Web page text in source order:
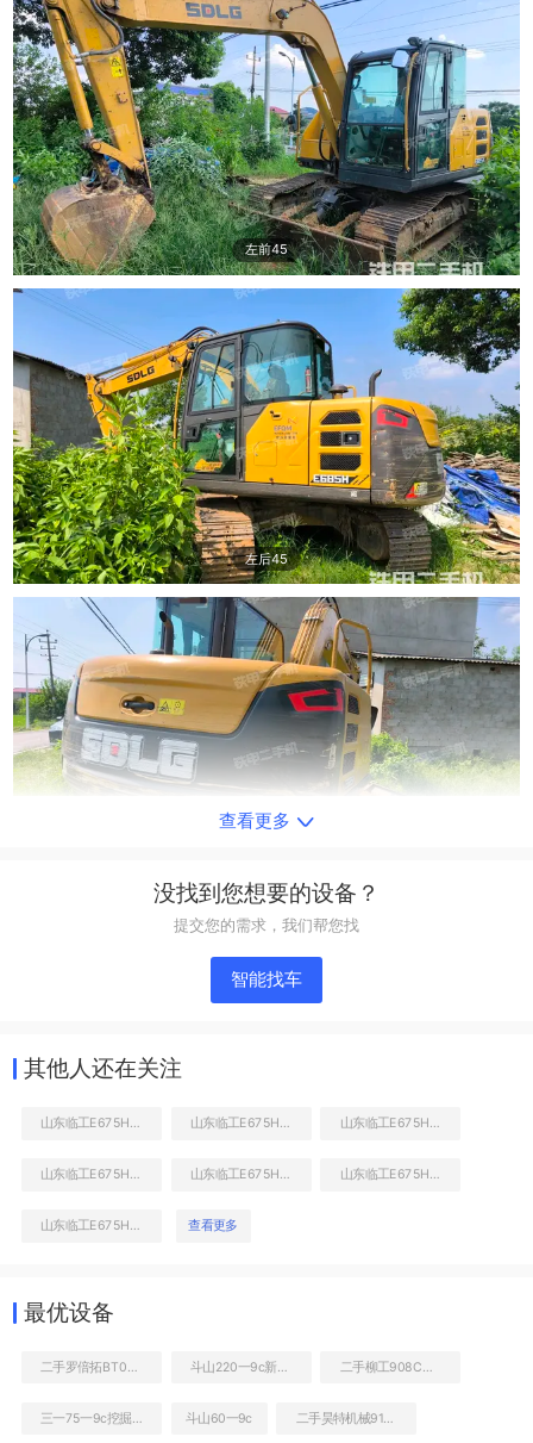
左前45
左后45
右前45
查看更多
没找到您想要的设备？
提交您的需求，我们帮您找
智能找车
其他人还在关注
查看更多
最优设备
斗山60一9c